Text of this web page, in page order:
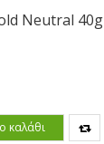
Neutral 40g
καλάθι